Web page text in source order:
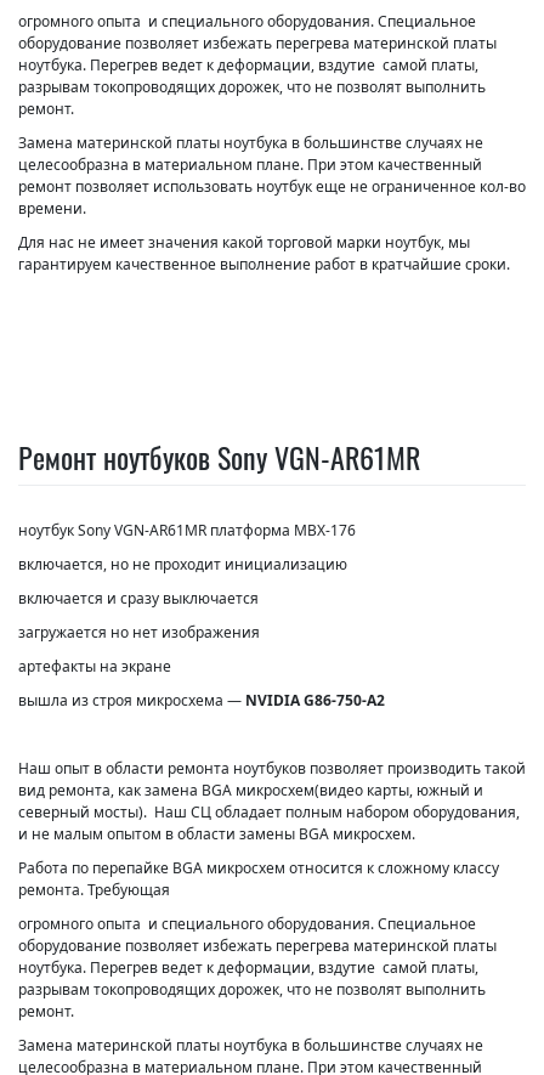
огромного опыта и специального оборудования. Специальное
оборудование позволяет избежать перегрева материнской платы
ноутбука. Перегрев ведет к деформации, вздутие самой платы,
разрывам токопроводящих дорожек, что не позволят выполнить
ремонт.
Замена материнской платы ноутбука в большинстве случаях не
целесообразна в материальном плане. При этом качественный
ремонт позволяет использовать ноутбук еще не ограниченное кол-во
времени.
Для нас не имеет значения какой торговой марки ноутбук, мы
гарантируем качественное выполнение работ в кратчайшие сроки.
Ремонт ноутбуков Sony VGN-AR61MR
ноутбук Sony VGN-AR61MR платформа MBX-176
включается, но не проходит инициализацию
включается и сразу выключается
загружается но нет изображения
артефакты на экране
вышла из строя микросхема — NVIDIA G86-750-A2
Наш опыт в области ремонта ноутбуков позволяет производить такой
вид ремонта, как замена BGA микросхем(видео карты, южный и
северный мосты). Наш СЦ обладает полным набором оборудования,
и не малым опытом в области замены BGA микросхем.
Работа по перепайке BGA микросхем относится к сложному классу
ремонта. Требующая
огромного опыта и специального оборудования. Специальное
оборудование позволяет избежать перегрева материнской платы
ноутбука. Перегрев ведет к деформации, вздутие самой платы,
разрывам токопроводящих дорожек, что не позволят выполнить
ремонт.
Замена материнской платы ноутбука в большинстве случаях не
целесообразна в материальном плане. При этом качественный